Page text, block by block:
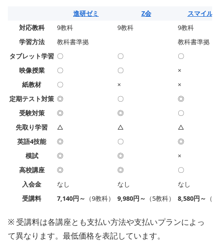
進研ゼミ Z会
スマイル
対応教科
9教科 9教科
9教科
学習方法
教科書準拠
教科書準拠
タブレット学習 〇 〇
〇
映像授業
〇 〇
×
紙教材
〇 ×
×
定期テスト対策 ◎ 〇
◎
受験対策
◎ ◎
〇
先取り学習
△ △
△
英語4技能
◎ 〇
◎
模試
◎ ◎
×
高校講座
◎ ◎
〇
入会金
なし なし
なし
受講料
7,140円～ （9教科） 9,980円～ （5教科） 8,580円～ （
※ 受講料は各講座とも支払い方法や支払いプランによっ
て異なります。最低価格を表記しています。